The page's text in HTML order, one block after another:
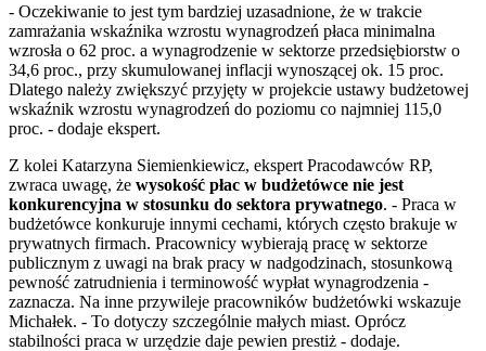
- Oczekiwanie to jest tym bardziej uzasadnione, że w trakcie
zamrażania wskaźnika wzrostu wynagrodzeń płaca minimalna
wzrosła o 62 proc. a wynagrodzenie w sektorze przedsiębiorstw o
34,6 proc., przy skumulowanej inflacji wynoszącej ok. 15 proc.
Dlatego należy zwiększyć przyjęty w projekcie ustawy budżetowej
wskaźnik wzrostu wynagrodzeń do poziomu co najmniej 115,0
proc. - dodaje ekspert.
Z kolei Katarzyna Siemienkiewicz, ekspert Pracodawców RP,
zwraca uwagę, że wysokość płac w budżetówce nie jest
konkurencyjna w stosunku do sektora prywatnego. - Praca w
budżetówce konkuruje innymi cechami, których często brakuje w
prywatnych firmach. Pracownicy wybierają pracę w sektorze
publicznym z uwagi na brak pracy w nadgodzinach, stosunkową
pewność zatrudnienia i terminowość wypłat wynagrodzenia -
zaznacza. Na inne przywileje pracowników budżetówki wskazuje
Michałek. - To dotyczy szczególnie małych miast. Oprócz
stabilności praca w urzędzie daje pewien prestiż - dodaje.